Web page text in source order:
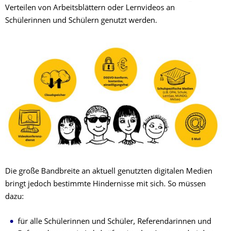
Verteilen von Arbeitsblättern oder Lernvideos an
Schülerinnen und Schülern genutzt werden.
Die große Bandbreite an aktuell genutzten digitalen Medien
bringt jedoch bestimmte Hindernisse mit sich. So müssen
dazu:
für alle Schülerinnen und Schüler, Referendarinnen und